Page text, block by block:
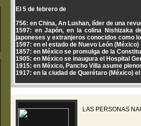
El 5 de febrero de
756: en China, An Lushan, líder de una
1597: en Japón, en la colina Nishizaka
japoneses y extranjeros conocidos como
1597: en el estado de Nuevo León
1857: en México se promulga de la
1905: en México se inaugura el Hospital
1915: en México, Pancho Villa asume
1917: en la ciudad de Querétaro (México)
LAS PERSONAS